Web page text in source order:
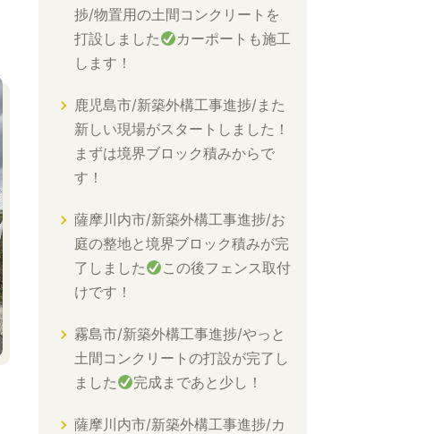
捗/物置用の土間コンクリートを
打設しました
カーポートも施工
します！
鹿児島市/新築外構工事進捗/また
新しい現場がスタートしました！
まずは境界ブロック積みからで
す！
薩摩川内市/新築外構工事進捗/お
庭の整地と境界ブロック積みが完
了しました
この後フェンス取付
けです！
霧島市/新築外構工事進捗/やっと
土間コンクリートの打設が完了し
ました
完成まであと少し！
薩摩川内市/新築外構工事進捗/カ